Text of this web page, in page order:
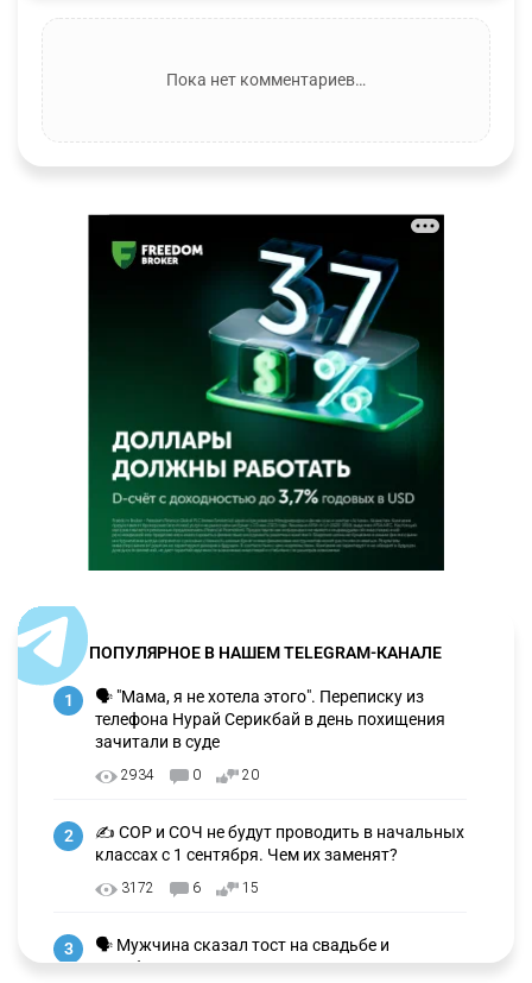
Пока нет комментариев…
ПОПУЛЯРНОЕ В НАШЕМ TELEGRAM-КАНАЛЕ
1
🗣 "Мама, я не хотела этого". Переписку из
телефона Нурай Серикбай в день похищения
зачитали в суде
2934 0 20
2
✍️ СОР и СОЧ не будут проводить в начальных
классах с 1 сентября. Чем их заменят?
3172 6 15
3
🗣 Мужчина сказал тост на свадьбе и
заработал уголовное дело